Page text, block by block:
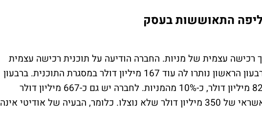
התאוששות בעסק
רכישה עצמית של מניות. החברה הודיעה על תוכנית רכישה עצמית
של עד 200 מיליון דולר, ובסוף הרבעון הראשון נותרו לה עוד 167 מיליון דולר במסגרת התוכנית. ברבעון
עצמו נרכשו כ-6 מיליון מניות בכ-82 מיליון דולר, כ-10% מהמניות. לחברה יש גם כ-667 מיליון דולר
במזומן ובהשקעות, לצד מסגרות אשראי של 350 מיליון דולר שלא נוצלו. כלומר, הבעיה של אודיטי אינה